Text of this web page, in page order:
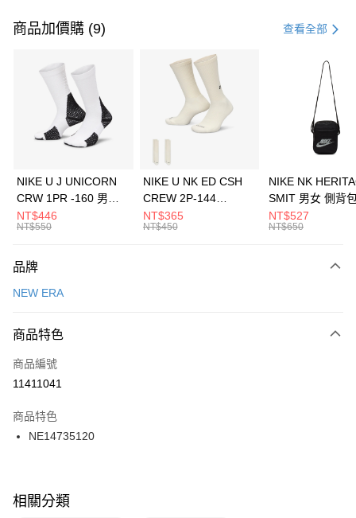
信用卡一次付款
3 期 0 利率 每期 21家銀行
合作金庫商業銀行
第一商業銀行
華南商業銀行
彰化商業銀行
上海商業儲蓄銀行
元大商業銀行
台灣樂天信用卡公司
Apple Pay
全盈+PAY
AFTEE先享後付
【關於「AFTEE先享後付」】
便利好安心！
３．安心：先確認商品／服務後，再付款。
【「AFTEE先享後付」結帳流程】
１．於結帳方式選擇「AFTEE先享後付」後，將跳轉至「AFTEE先享後付」
２．訂單成立數日內，您將收到繳費通知簡訊。
３．收到繳費通知簡訊後14天內，點擊此簡訊中的連結，可透過四大超商／
ATM／網路銀行／等多元方式進行付款，方視為交易完成。
※ 交易是否成功請以「AFTEE先享後付 」之結帳頁面顯示為準，若有關於
是否繳費成功／繳費後需取消欲退款等相關疑問，請聯繫「AFTEE先享後付
運送方式
每筆NT$100，滿NT$1,500(含以上)免運費
宅配
每筆NT$100，滿NT$1,500(含以上)免運費
付款後門市自取
每筆NT$100，滿NT$1,500(含以上)免運費
商品加價購 (9) 查看全部
NIKE U J UNICORN
CRW 1PR -160 男女
中統襪 FZ3393100
NT$446
NT$550
NIKE U NK ED CSH
CREW 2P-144
EMBRDY 男女 短統襪
FZ3073133
NT$365
NT$450
NIKE NK
SMIT 男女 側背
BA5871010
NT$527
NT$650
品牌
NEW ERA
商品特色
商品編號
11411041
商品特色
NE14735120
相關分類